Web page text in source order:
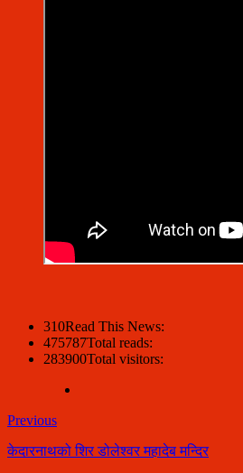
310Read This News:
475787Total reads:
283900Total visitors:
Previous
केदारनाथको शिर डोलेश्वर महादेब मन्दिर